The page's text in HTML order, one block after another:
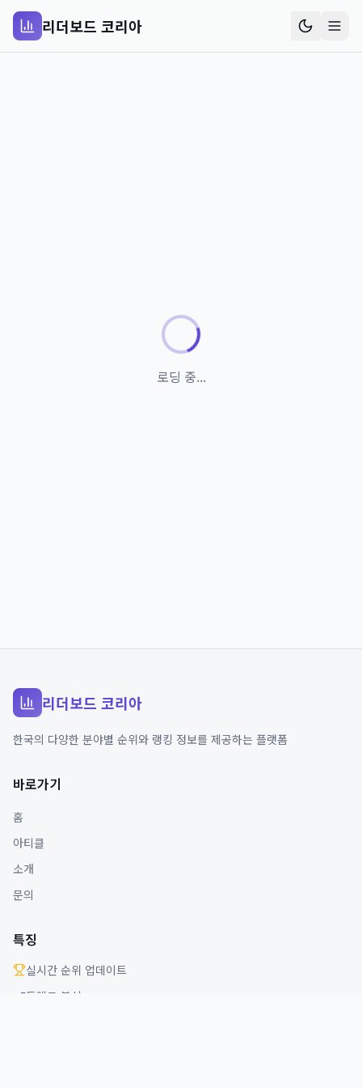
리더보드 코리아
로딩 중...
리더보드 코리아
한국의 다양한 분야별 순위와 랭킹 정보를 제공하는 플랫폼
바로가기
홈
아티클
소개
문의
특징
실시간 순위 업데이트
트렌드 분석